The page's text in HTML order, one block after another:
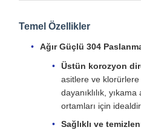
Temel Özellikler
Ağır Güçlü 304
Üstün korozyon
asitlere ve klorürlere
dayanıklılık,
ortamları için idealdir.
Sağlıklı ve